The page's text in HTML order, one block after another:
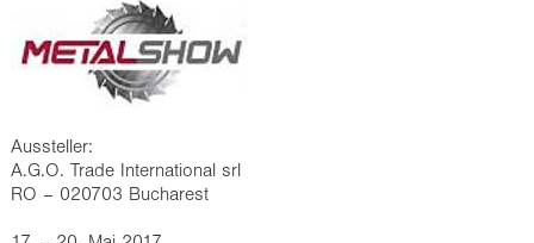
Aussteller:
A.G.O. Trade International srl
RO – 020703 Bucharest